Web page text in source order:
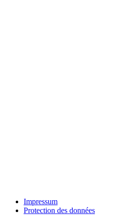
Impressum
Protection des données